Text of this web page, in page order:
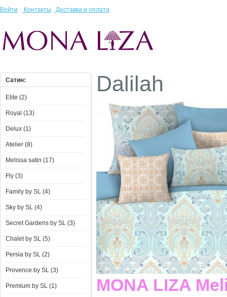
Войти Контакты Доставка и оплата
Сатин:
Elite (2)
Royal (13)
Delux (1)
Atelier (8)
Melissa satin (17)
Fly (3)
Family by SL (4)
Sky by SL (4)
Secret Gardens by SL (3)
Chalet by SL (5)
Persia by SL (2)
Provence by SL (3)
Premium by SL (1)
Dalilah
MONA LIZA